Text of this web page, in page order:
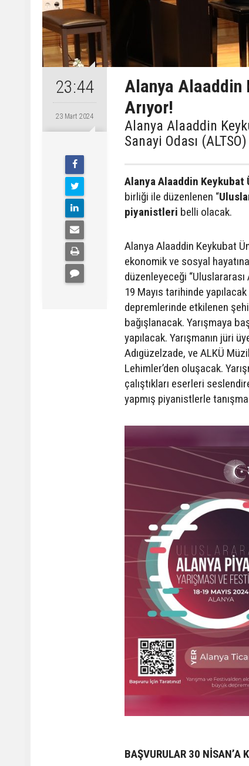
23:44
23 Mart 2024
Alanya Alaaddin
Arıyor!
Alanya Alaaddin
Sanayi Odası
Alanya Alaaddin
birliği ile düzenlenen “
piyanistleri belli olacak.
Alanya Alaaddin Keykubat
ekonomik ve sosyal
düzenleyeceği
19 Mayıs tarihinde
depremlerinde etkilenen
bağışlanacak. Yarışmaya
yapılacak. Yarışmanın jüri
Adıgüzelzade, ve ALKÜ
Lehimler’den oluşacak.
çalıştıkları eserleri
yapmış piyanistlerle
BAŞVURULAR 30 NİSAN’A